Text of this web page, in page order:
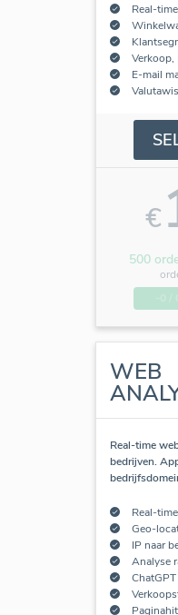
Real-
E-mail
€
500
WEB
Real-time
bedrijven.
Real-
Geo-
IP naar
Analyse